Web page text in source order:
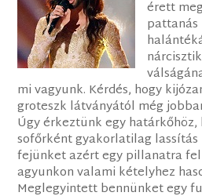
érett
pattanás
mi vagyunk. Kérdés, hogy
groteszk látványától még
Úgy érkeztünk egy határkőhöz,
sofőrként gyakorlatilag
fejünket azért egy pillanatra
agyunkon valami kételyhez
Meglegyintett bennünket egy